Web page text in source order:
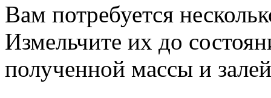
Вам потребуется
Измельчите их до
полученной массы и